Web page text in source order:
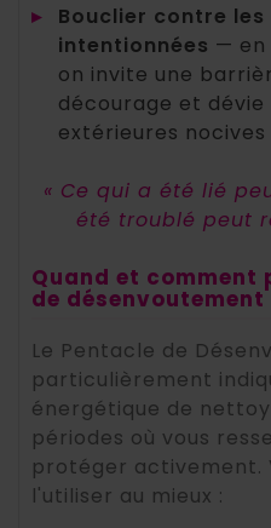
▸
Bouclier contre
intentionnées — en
on invite une
décourage et dévie
extérieures nocives
« Ce qui a été lié
été troublé peut
Quand et
de désenvoutement
Le Pentacle de
particulièrement
énergétique de
périodes où vous
protéger activement.
l'utiliser au mieux :